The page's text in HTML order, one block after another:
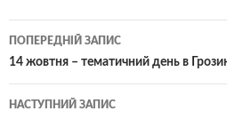
Навігація
по
записам
ПОПЕРЕДНІЙ ЗАПИС
14 жовтня – тематичний день в
НАСТУПНИЙ ЗАПИС